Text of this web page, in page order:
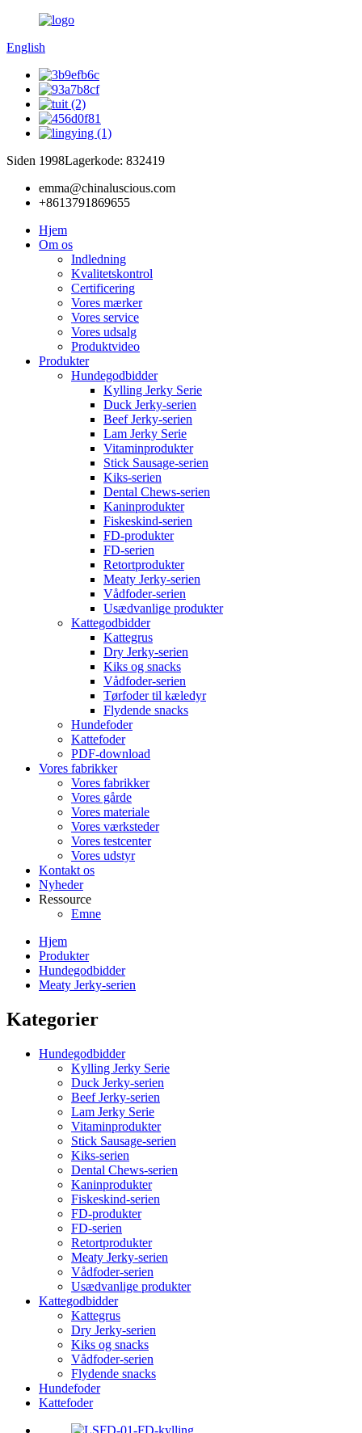
English
Siden 1998Lagerkode: 832419
emma@chinaluscious.com
+8613791869655
Hjem
Om os
Indledning
Kvalitetskontrol
Certificering
Vores mærker
Vores service
Vores udsalg
Produktvideo
Produkter
Hundegodbidder
Kylling Jerky Serie
Duck Jerky-serien
Beef Jerky-serien
Lam Jerky Serie
Vitaminprodukter
Stick Sausage-serien
Kiks-serien
Dental Chews-serien
Kaninprodukter
Fiskeskind-serien
FD-produkter
FD-serien
Retortprodukter
Meaty Jerky-serien
Vådfoder-serien
Usædvanlige produkter
Kattegodbidder
Kattegrus
Dry Jerky-serien
Kiks og snacks
Vådfoder-serien
Tørfoder til kæledyr
Flydende snacks
Hundefoder
Kattefoder
PDF-download
Vores fabrikker
Vores fabrikker
Vores gårde
Vores materiale
Vores værksteder
Vores testcenter
Vores udstyr
Kontakt os
Nyheder
Ressource
Emne
Hjem
Produkter
Hundegodbidder
Meaty Jerky-serien
Kategorier
Hundegodbidder
Kylling Jerky Serie
Duck Jerky-serien
Beef Jerky-serien
Lam Jerky Serie
Vitaminprodukter
Stick Sausage-serien
Kiks-serien
Dental Chews-serien
Kaninprodukter
Fiskeskind-serien
FD-produkter
FD-serien
Retortprodukter
Meaty Jerky-serien
Vådfoder-serien
Usædvanlige produkter
Kattegodbidder
Kattegrus
Dry Jerky-serien
Kiks og snacks
Vådfoder-serien
Flydende snacks
Hundefoder
Kattefoder